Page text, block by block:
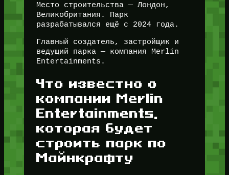
Место строительства — Лондон,
Великобритания. Парк
разрабатывался ещё с 2024 года.
Главный создатель, застройщик и
ведущий парка — компания Merlin
Entertainments.
Что известно о
компании Merlin
Entertainments,
которая будет
строить парк по
Майнкрафту